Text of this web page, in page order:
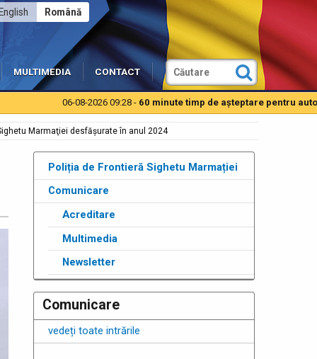
Română
English
MULTIMEDIA CONTACT
06-08-2026 09:28 -60 minute timp de aşteptare pentru autoturisme la
Marmaţiei desfășurate în anul 2024
Poliția de Frontieră Sighetu Marmației
Comunicare
Acreditare
Multimedia
Newsletter
Comunicare
vedeți toate intrările